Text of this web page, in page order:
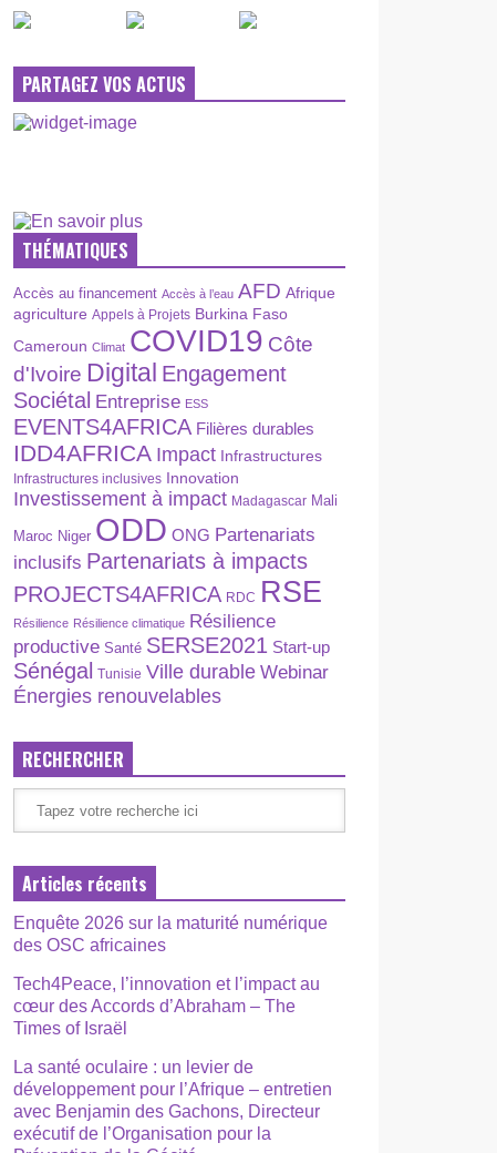
PARTAGEZ VOS ACTUS
THÉMATIQUES
Accès au financement Accès à l’eau AFD Afrique
agriculture Appels à Projets Burkina Faso
Cameroun Climat COVID19 Côte
d'Ivoire Digital Engagement
Sociétal Entreprise ESS
EVENTS4AFRICA Filières durables
IDD4AFRICA Impact Infrastructures
Infrastructures inclusives Innovation
Investissement à impact Madagascar Mali
Maroc Niger ODD ONG Partenariats
inclusifs Partenariats à impacts
PROJECTS4AFRICA RDC RSE
Résilience Résilience climatique Résilience
productive Santé SERSE2021 Start-up
Sénégal Tunisie Ville durable Webinar
Énergies renouvelables
RECHERCHER
Articles récents
Enquête 2026 sur la maturité numérique
des OSC africaines
Tech4Peace, l’innovation et l’impact au
cœur des Accords d’Abraham – The
Times of Israël
La santé oculaire : un levier de
développement pour l’Afrique – entretien
avec Benjamin des Gachons, Directeur
exécutif de l’Organisation pour la